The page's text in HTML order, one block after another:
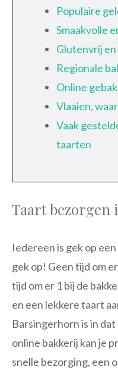
Populaire
Smaakvolle
Glutenvrij
Regionale
Online
Vlaaien,
Vaak
taarten
Taart
Iedereen is gek op
gek op! Geen tijd om
tijd om er 1 bij de
en een lekkere taart
Barsingerhorn is in
online bakkerij kan je
snelle bezorging, een